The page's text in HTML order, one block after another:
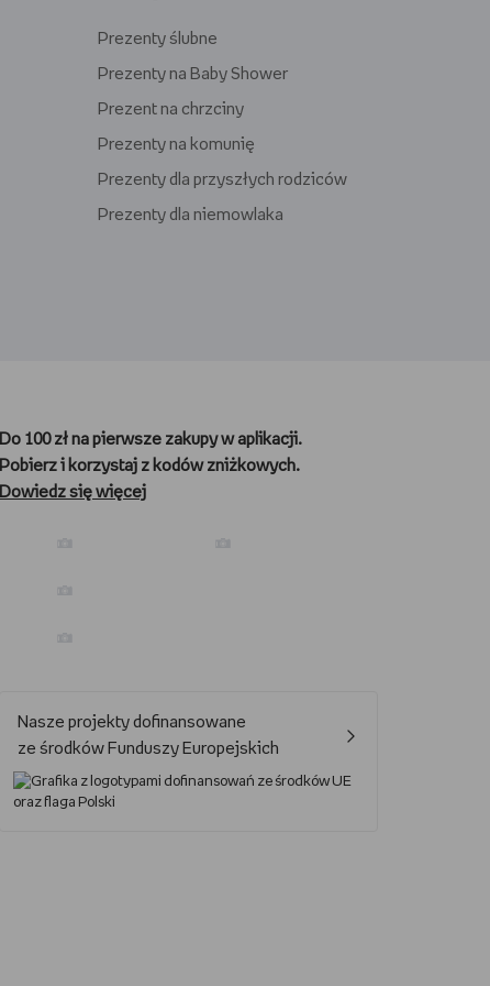
Prezenty ślubne
Prezenty na Baby Shower
Prezent na chrzciny
Prezenty na komunię
Prezenty dla przyszłych rodziców
Prezenty dla niemowlaka
Prezenty dla kibica
Prezenty dla biegacza
Jak oglądać Marvela?
Jak grać w UNO?
Kalendarz świąt nietypowych
Do 100 zł na pierwsze zakupy w aplikacji.
Pobierz i korzystaj z kodów zniżkowych.
Dowiedz się więcej
Nasze projekty dofinansowane
ze środków Funduszy Europejskich